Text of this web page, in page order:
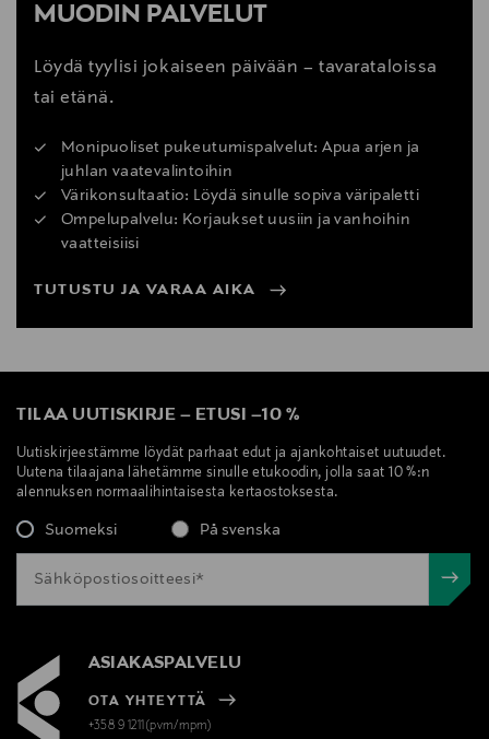
MUODIN PALVELUT
Löydä tyylisi jokaiseen päivään – tavarataloissa
tai etänä.
Monipuoliset pukeutumispalvelut: Apua arjen ja
juhlan vaatevalintoihin
Värikonsultaatio: Löydä sinulle sopiva väripaletti
Ompelupalvelu: Korjaukset uusiin ja vanhoihin
vaatteisiisi
TUTUSTU JA VARAA AIKA
TILAA UUTISKIRJE – ETUSI –10 %
Uutiskirjeestämme löydät parhaat edut ja ajankohtaiset uutuudet.
Uutena tilaajana lähetämme sinulle etukoodin, jolla saat 10 %:n
alennuksen normaalihintaisesta kertaostoksesta.
Suomeksi På svenska
ASIAKASPALVELU
OTA YHTEYTTÄ
+358 9 1211(pvm/mpm)